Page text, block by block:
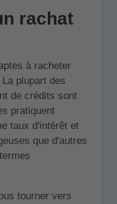
rachat
à racheter
plupart des
de crédits sont
pratiquent
taux d'intérêt et
que d'autres
tourner vers